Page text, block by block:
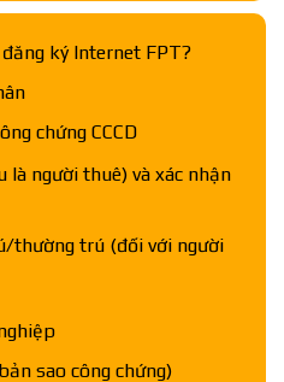
ký Internet FPT?
chứng CCCD
là người thuê) và xác nhận
thường trú (đối với người
sao công chứng)